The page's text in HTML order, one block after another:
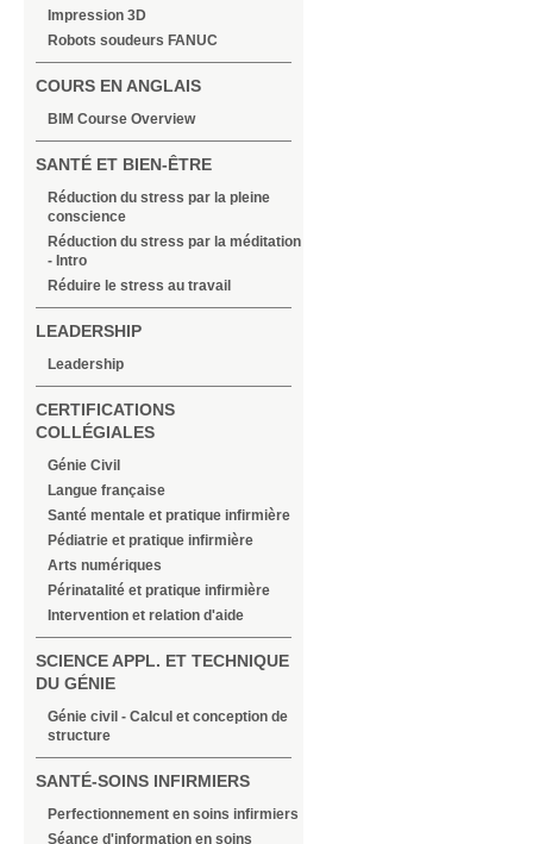
Impression 3D
Robots soudeurs FANUC
COURS EN ANGLAIS
BIM Course Overview
SANTÉ ET BIEN-ÊTRE
Réduction du stress par la pleine
conscience
Réduction du stress par la méditation
- Intro
Réduire le stress au travail
LEADERSHIP
Leadership
CERTIFICATIONS
COLLÉGIALES
Génie Civil
Langue française
Santé mentale et pratique infirmière
Pédiatrie et pratique infirmière
Arts numériques
Périnatalité et pratique infirmière
Intervention et relation d'aide
SCIENCE APPL. ET TECHNIQUE
DU GÉNIE
Génie civil - Calcul et conception de
structure
SANTÉ-SOINS INFIRMIERS
Perfectionnement en soins infirmiers
Séance d'information en soins